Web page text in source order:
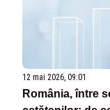
12 mai 2026, 09:01
România, între